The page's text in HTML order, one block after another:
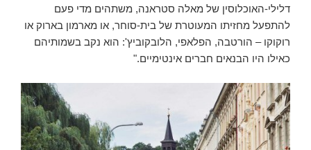
דלילי-האוכלוסין של מאלה סטראנה, משתהים מדי פעם
להתפעל מחזיתו המעוטרת של בית-סוחר, או מארמון בארוק או
רוקוקו – הורטבה, הפלאפי, הלובקוביץ': הוא נקב בשמותיהם
כאילו היו הבנאים חברים אינטימיים."